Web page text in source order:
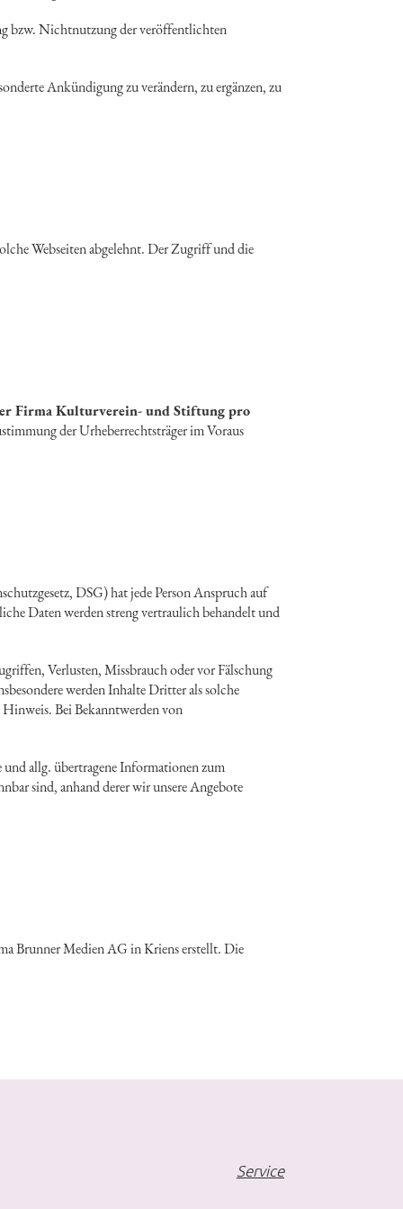
bzw. Nichtnutzung der veröffentlichten
Ankündigung zu verändern, zu ergänzen, zu
Webseiten abgelehnt. Der Zugriff und die
Firma Kulturverein- und Stiftung pro
der Urheberrechtsträger im Voraus
DSG) hat jede Person Anspruch auf
Daten werden streng vertraulich behandelt und
Verlusten, Missbrauch oder vor Fälschung
werden Inhalte Dritter als solche
Bei Bekanntwerden von
allg. übertragene Informationen zum
sind, anhand derer wir unsere Angebote
Brunner Medien AG in Kriens erstellt. Die
Service